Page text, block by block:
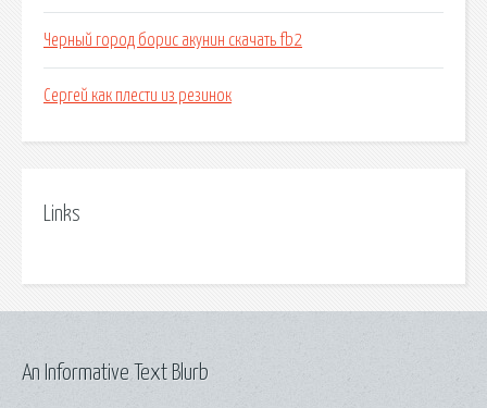
Черный город борис акунин скачать fb2
Сергей как плести из резинок
Links
An Informative Text Blurb